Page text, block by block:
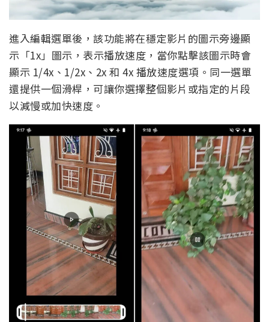
進入編輯選單後，該功能將在穩定影片的圖示旁邊顯
示「1x」圖示，表示播放速度，當你點擊該圖示時會
顯示 1/4x、1/2x、2x 和 4x 播放速度選項。同一選單
還提供一個滑桿，可讓你選擇整個影片或指定的片段
以減慢或加快速度。